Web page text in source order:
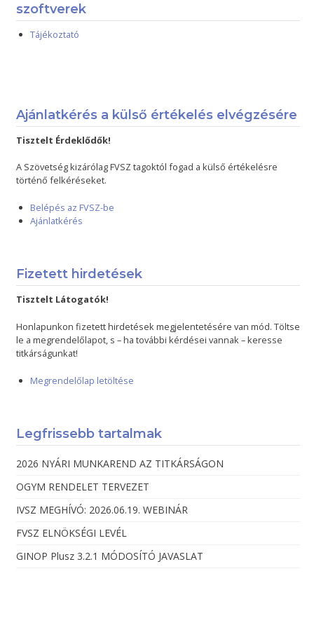
szoftverek
Tájékoztató
Ajánlatkérés a külső értékelés elvégzésére
Tisztelt Érdeklődők!
A Szövetség kizárólag FVSZ tagoktól fogad a külső értékelésre
történő felkéréseket.
Belépés az FVSZ-be
Ajánlatkérés
Fizetett hirdetések
Tisztelt Látogatók!
Honlapunkon fizetett hirdetések megjelentetésére van mód. Töltse
le a megrendelőlapot, s – ha további kérdései vannak – keresse
titkárságunkat!
Megrendelőlap letöltése
Legfrissebb tartalmak
2026 NYÁRI MUNKAREND AZ TITKÁRSÁGON
OGYM RENDELET TERVEZET
IVSZ MEGHÍVÓ: 2026.06.19. WEBINÁR
FVSZ ELNÖKSÉGI LEVÉL
GINOP Plusz 3.2.1 MÓDOSÍTÓ JAVASLAT